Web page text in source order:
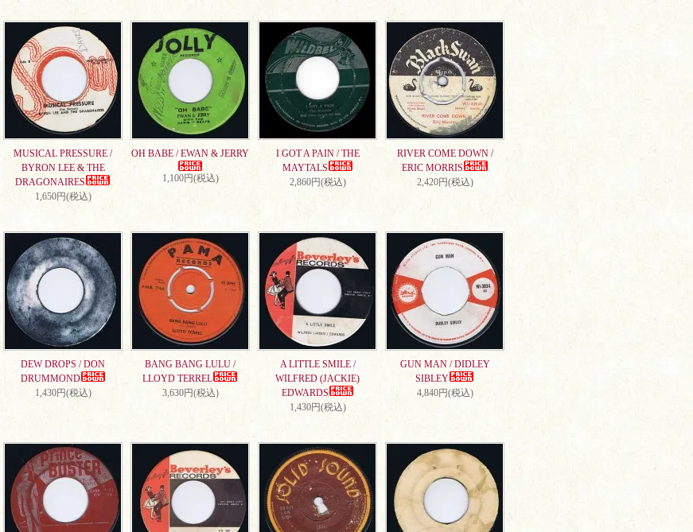
MUSICAL PRESSURE /
BYRON LEE & THE
DRAGONAIRES
1,650円(税込)
OH BABE / EWAN & JERRY
1,100円(税込)
I GOT A PAIN / THE
MAYTALS
2,860円(税込)
RIVER COME DOWN /
ERIC MORRIS
2,420円(税込)
DEW DROPS / DON
DRUMMOND
1,430円(税込)
BANG BANG LULU /
LLOYD TERREL
3,630円(税込)
A LITTLE SMILE /
WILFRED (JACKIE)
EDWARDS
1,430円(税込)
GUN MAN / DIDLEY
SIBLEY
4,840円(税込)